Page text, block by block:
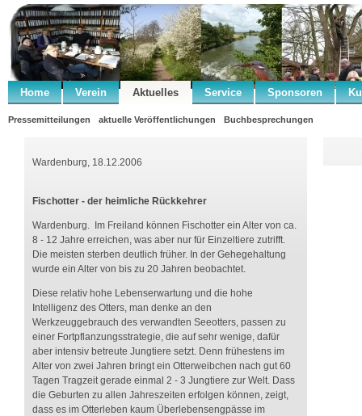
Home Verein Aktuelles Service Sponsoren
Pressemitteilungen aktuelle Veröffentlichungen Buchbesprechungen
Wardenburg, 18.12.2006
Fischotter - der heimliche Rückkehrer
Wardenburg. Im Freiland können Fischotter ein Alter von ca.
8 - 12 Jahre erreichen, was aber nur für Einzeltiere zutrifft.
Die meisten sterben deutlich früher. In der Gehegehaltung
wurde ein Alter von bis zu 20 Jahren beobachtet.
Diese relativ hohe Lebenserwartung und die hohe
Intelligenz des Otters, man denke an den
Werkzeuggebrauch des verwandten Seeotters, passen zu
einer Fortpflanzungsstrategie, die auf sehr wenige, dafür
aber intensiv betreute Jungtiere setzt. Denn frühestens im
Alter von zwei Jahren bringt ein Otterweibchen nach gut 60
Tagen Tragzeit gerade einmal 2 - 3 Jungtiere zur Welt. Dass
die Geburten zu allen Jahreszeiten erfolgen können, zeigt,
dass es im Otterleben kaum Überlebensengpässe im